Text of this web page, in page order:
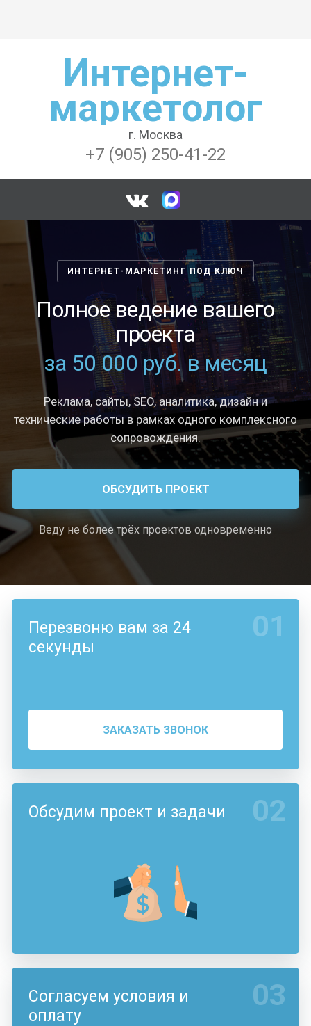
Интернет-
маркетолог
г. Москва
+7 (905) 250-41-22
ИНТЕРНЕТ-МАРКЕТИНГ ПОД КЛЮЧ
Полное ведение вашего
проекта
за 50 000 руб. в месяц
Реклама, сайты, SEO, аналитика, дизайн и
технические работы в рамках одного комплексного
сопровождения.
ОБСУДИТЬ ПРОЕКТ
Веду не более трёх проектов одновременно
01
Перезвоню вам за 24
секунды
ЗАКАЗАТЬ ЗВОНОК
02
Обсудим проект и задачи
03
Согласуем условия и
оплату